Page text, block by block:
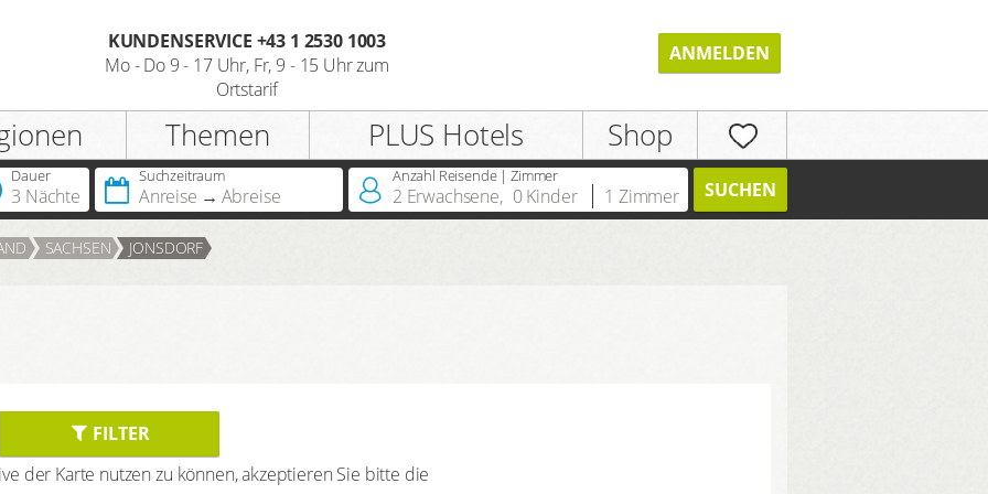
Registrieren
Sie besitzen bereits eine
KUNDENSERVICE +43 1 2530 1003
Mo - Do 9 - 17 Uhr, Fr, 9 - 15 Uhr zum
Ortstarif
ANMELDEN
Themen PLUS Hotels Shop
Dauer
3 Nächte
Suchzeitraum
Anreise Abreise
Anzahl Reisende | Zimmer
2 Erwachsene, 0 Kinder 1 Zimmer SUCHEN
SACHSEN JONSDORF
FILTER
der Karte nutzen zu können, akzeptieren Sie bitte die